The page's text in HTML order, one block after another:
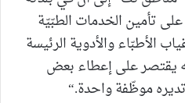
تأمين الخدمات الطبّيّة
الأطبّاء والأدوية الرئيسة
يقتصر على إعطاء بعض
موظّفة واحدة.“